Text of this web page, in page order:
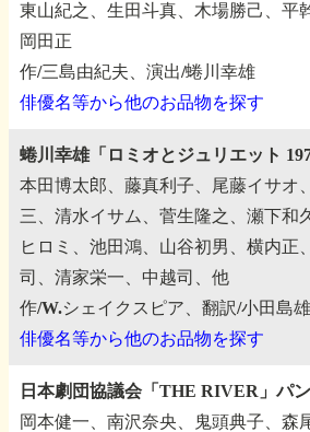
東山紀之、生田斗真、木場勝己、平
岡田正
作/三島由紀夫、演出/蜷川幸雄
俳優名等から他のお品物を探す
蜷川幸雄「ロミオとジュリエット
本田博太郎、藤真利子、尾藤イサオ
三、清水イサム、菅生隆之、瀬下和
ヒロミ、池田鴻、山谷初男、横内正、
司、清家栄一、中越司、他
作/W.シェイクスピア、翻訳/小田島
俳優名等から他のお品物を探す
日本劇団協議会「THE RIVER」パン
岡本健一、南沢奈央、鬼頭典子、森